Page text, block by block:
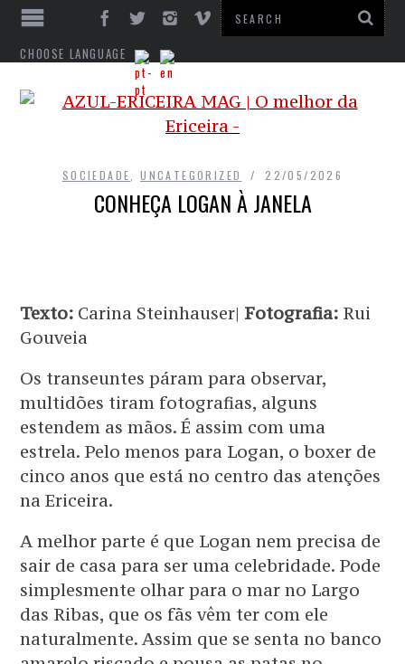
CHOOSE LANGUAGE
SOCIEDADE ,UNCATEGORIZED 22/05/2026
CONHEÇA LOGAN À JANELA
Texto: Carina Steinhauser| Fotografia: Rui
Gouveia
Os transeuntes páram para observar,
multidões tiram fotografias, alguns
estendem as mãos. É assim com uma
estrela. Pelo menos para Logan, o boxer de
cinco anos que está no centro das atenções
na Ericeira.
A melhor parte é que Logan nem precisa de
sair de casa para ser uma celebridade. Pode
simplesmente olhar para o mar no Largo
das Ribas, que os fãs vêm ter com ele
naturalmente. Assim que se senta no banco